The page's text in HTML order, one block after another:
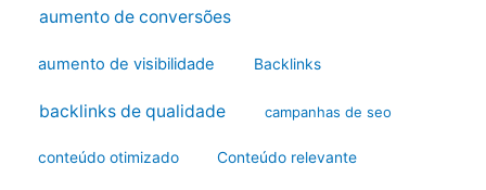
aumento de conversões
aumento de visibilidade Backlinks
backlinks de qualidade campanhas de seo
conteúdo otimizado Conteúdo relevante